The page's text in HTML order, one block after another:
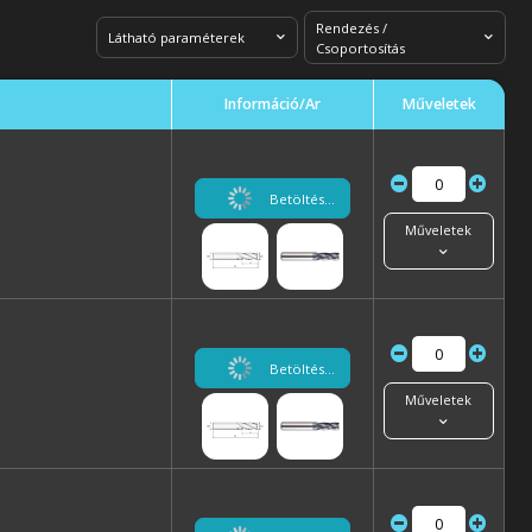
Látható paraméterek
Rendezés /
Csoportosítás
Információ/Ár Műveletek
Betöltés...
Műveletek
Betöltés...
Műveletek